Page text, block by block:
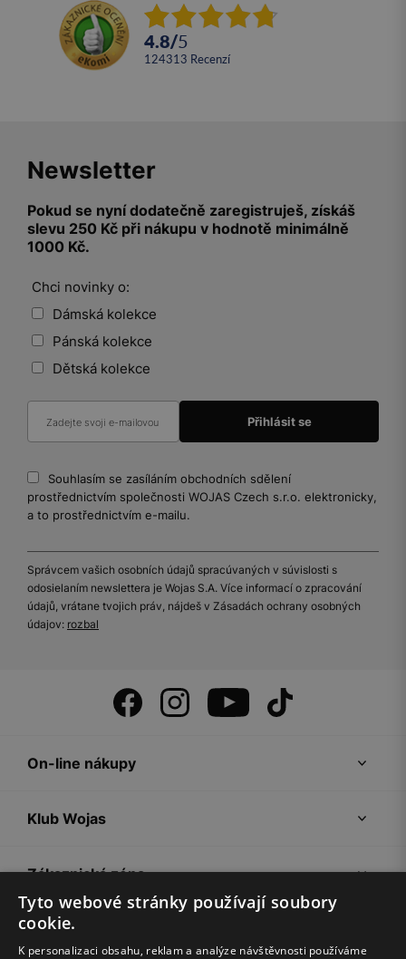
4.8/5
124313 recenzí
Newsletter
Pokud se nyní dodatečně zaregistruješ, získáš
slevu 250 Kč při nákupu v hodnotě minimálně
1000 Kč.
Chci novinky o:
Dámská kolekce
Pánská kolekce
Dětská kolekce
Souhlasím se zasíláním obchodních sdělení
prostřednictvím společnosti WOJAS Czech s.r.o. elektronicky,
a to prostřednictvím e-mailu.
Správcem vašich osobních údajů spracúvaných v súvislosti s
odosielaním newslettera je Wojas S.A. Více informací o zpracování
údajů, vrátane tvojich práv, nájdeš v Zásadách ochrany osobných
údajov: rozbal
On-line nákupy
Klub Wojas
Zákaznická zóna
Společnost Wojas
Tyto webové stránky používají soubory
cookie.
K personalizaci obsahu, reklam a analýze návštěvnosti používáme